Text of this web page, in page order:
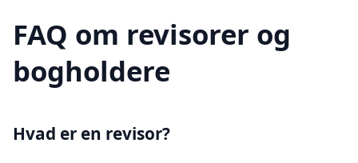
FAQ om revisorer og
bogholdere
Hvad er en revisor?